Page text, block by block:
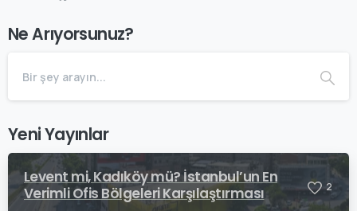
Ne Arıyorsunuz?
Yeni Yayınlar
Levent mi, Kadıköy mü? İstanbul’un En
Verimli Ofis Bölgeleri Karşılaştırması
2